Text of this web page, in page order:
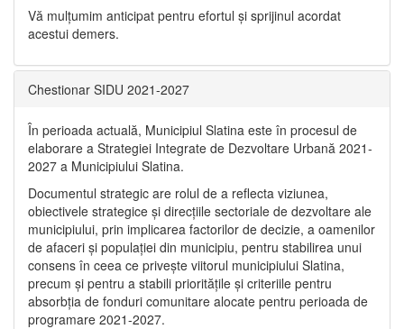
Vă mulţumim anticipat pentru efortul şi sprijinul acordat
acestui demers.
Chestionar SIDU 2021-2027
În perioada actuală, Municipiul Slatina este în procesul de
elaborare a Strategiei Integrate de Dezvoltare Urbană 2021‐
2027 a Municipiului Slatina.
Documentul strategic are rolul de a reflecta viziunea,
obiectivele strategice și direcțiile sectoriale de dezvoltare ale
municipiului, prin implicarea factorilor de decizie, a oamenilor
de afaceri și populației din municipiu, pentru stabilirea unui
consens în ceea ce privește viitorul municipiului Slatina,
precum și pentru a stabili prioritățile și criteriile pentru
absorbția de fonduri comunitare alocate pentru perioada de
programare 2021-2027.